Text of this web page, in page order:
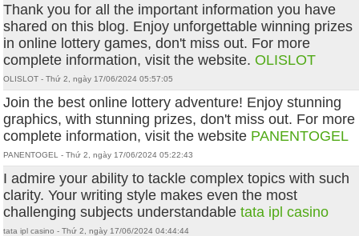
Thank you for all the important information you have
shared on this blog. Enjoy unforgettable winning prizes
in online lottery games, don't miss out. For more
complete information, visit the website.OLISLOT
OLISLOT - Thứ 2, ngày 17/06/2024 05:57:05
Join the best online lottery adventure! Enjoy stunning
graphics, with stunning prizes, don't miss out. For more
complete information, visit the website PANENTOGEL
PANENTOGEL - Thứ 2, ngày 17/06/2024 05:22:43
I admire your ability to tackle complex topics with such
clarity. Your writing style makes even the most
challenging subjects understandabletata ipl casino
tata ipl casino - Thứ 2, ngày 17/06/2024 04:44:44